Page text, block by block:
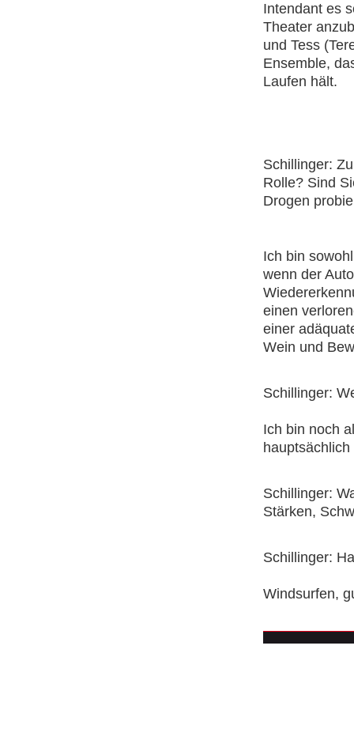
Intendant es
Theater
und Tess
Ensemble,
Laufen hält.
Schillinger:
Rolle? Sind
Drogen
Ich bin
wenn der
einen
einer
Wein und
Schillinger:
Ich bin noch
Schillinger:
Stärken,
Schillinger:
Windsurfen,